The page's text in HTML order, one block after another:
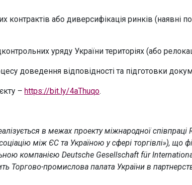
контрактів або диверсифікація ринків (наявні
уряду України територіях (або
доведення відповідності та підготовки
– https://bit.ly/4aThuqo.
в межах проекту міжнародної співпраці
між ЄС та Україною у сфері торгівлі»), що
компанією Deutsche Gesellschaft für
Торгово-промислова палата України в